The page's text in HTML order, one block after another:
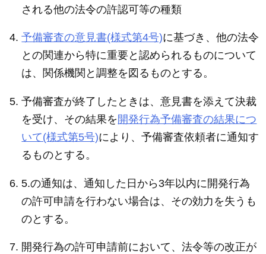
される他の法令の許認可等の種類
予備審査の意見書(様式第4号)に基づき、他の法令
との関連から特に重要と認められるものについて
は、関係機関と調整を図るものとする。
予備審査が終了したときは、意見書を添えて決裁
を受け、その結果を 開発行為予備審査の結果につ
いて(様式第5号)により、予備審査依頼者に通知す
るものとする。
5.の通知は、通知した日から3年以内に開発行為
の許可申請を行わない場合は、その効力を失うも
のとする。
開発行為の許可申請前において、法令等の改正が